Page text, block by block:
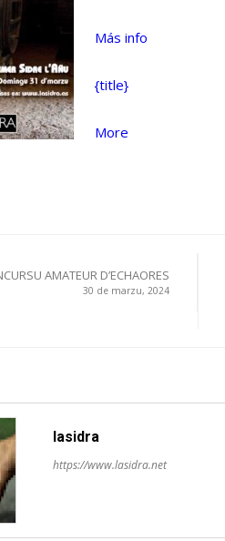
Más info
{title}
Moreabout
AMATEUR D’ECHAORES
30 de marzu, 2024
lasidra
https://www.lasidra.net